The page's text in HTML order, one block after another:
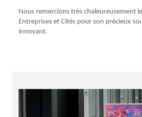
Nous remercions très chaleureusement
Entreprises et Cités pour son précieux
innovant.